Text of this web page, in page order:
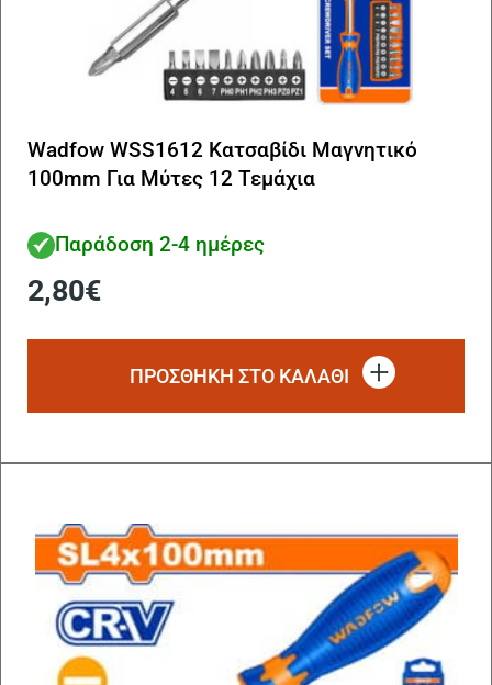
Wadfow WSS1612 Κατσαβίδι Μαγνητικό
100mm Για Μύτες 12 Τεμάχια
Παράδοση 2-4 ημέρες
2,80€
ΠΡΟΣΘΗΚΗ ΣΤΟ ΚΑΛΑΘΙ